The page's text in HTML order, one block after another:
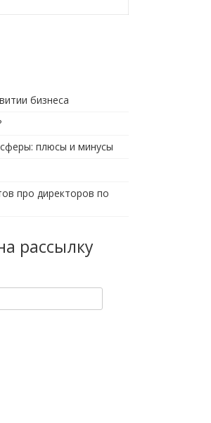
бизнеса
плюсы и минусы
про директоров по
рассылку